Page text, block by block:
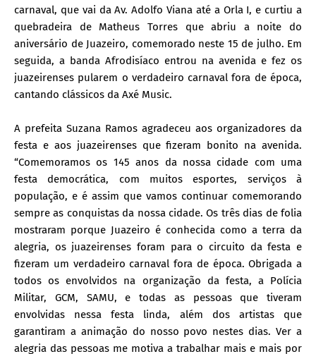
carnaval, que vai da Av. Adolfo Viana até a Orla I, e curtiu a
quebradeira de Matheus Torres que abriu a noite do
aniversário de Juazeiro, comemorado neste 15 de julho. Em
seguida, a banda Afrodisíaco entrou na avenida e fez os
juazeirenses pularem o verdadeiro carnaval fora de época,
cantando clássicos da Axé Music.
A prefeita Suzana Ramos agradeceu aos organizadores da
festa e aos juazeirenses que fizeram bonito na avenida.
“Comemoramos os 145 anos da nossa cidade com uma
festa democrática, com muitos esportes, serviços à
população, e é assim que vamos continuar comemorando
sempre as conquistas da nossa cidade. Os três dias de folia
mostraram porque Juazeiro é conhecida como a terra da
alegria, os juazeirenses foram para o circuito da festa e
fizeram um verdadeiro carnaval fora de época. Obrigada a
todos os envolvidos na organização da festa, a Polícia
Militar, GCM, SAMU, e todas as pessoas que tiveram
envolvidas nessa festa linda, além dos artistas que
garantiram a animação do nosso povo nestes dias. Ver a
alegria das pessoas me motiva a trabalhar mais e mais por